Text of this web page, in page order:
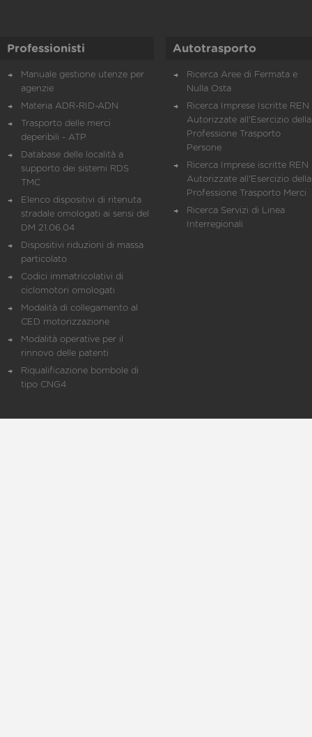
Professionisti
Manuale gestione utenze per
agenzie
Materia ADR-RID-ADN
Trasporto delle merci
deperibili - ATP
Database delle località a
supporto dei sistemi RDS
TMC
Elenco dispositivi di ritenuta
stradale omologati ai sensi del
DM 21.06.04
Dispositivi riduzioni di massa
particolato
Codici immatricolativi di
ciclomotori omologati
Modalità di collegamento al
CED motorizzazione
Modalità operative per il
rinnovo delle patenti
Riqualificazione bombole di
tipo CNG4
Autotrasporto
Ricerca Aree di Fermata e
Nulla Osta
Ricerca Imprese Iscritte REN
Autorizzate all'Esercizio della
Professione Trasporto
Persone
Ricerca Imprese iscritte REN
Autorizzate all'Esercizio della
Professione Trasporto Merci
Ricerca Servizi di Linea
Interregionali